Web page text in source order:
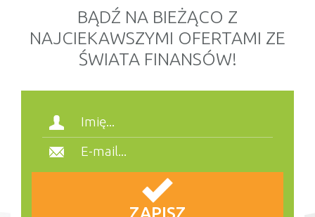
BĄDŹ NA BIEŻĄCO Z
NAJCIEKAWSZYMI OFERTAMI ZE
ŚWIATA FINANSÓW!